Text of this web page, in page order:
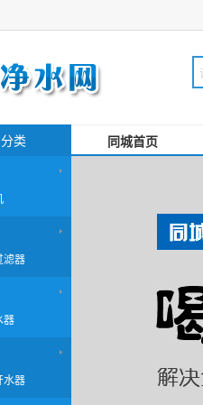
类
滤器
器
水器
同城首页